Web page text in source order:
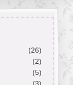
(26)
(2)
(5)